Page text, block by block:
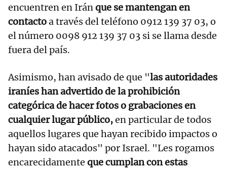
encuentren en Iránque se mantengan en
contactoa través del teléfono 0912 139 37 03, o
el número 0098 912 139 37 03 si se llama desde
fuera del país.
Asimismo, han avisado de que "las autoridades
iraníes han advertido de la prohibición
categórica de hacer fotos o grabaciones en
cualquier lugar público,en particular de todos
aquellos lugares que hayan recibido impactos o
hayan sido atacados" por Israel. "Les rogamos
encarecidamente que cumplan con estas